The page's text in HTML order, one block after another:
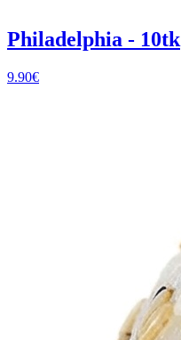
Philadelphia - 10tk
9.90€